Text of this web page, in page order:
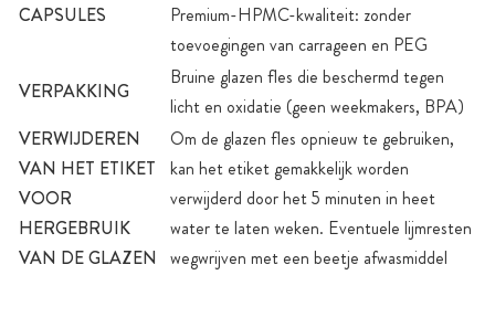
CAPSULES
Premium-HPMC-kwaliteit: zonder
toevoegingen van carrageen en PEG
VERPAKKING
Bruine glazen fles die beschermd tegen
licht en oxidatie (geen weekmakers, BPA)
VERWIJDEREN
VAN HET ETIKET
VOOR
HERGEBRUIK
VAN DE GLAZEN
Om de glazen fles opnieuw te gebruiken,
kan het etiket gemakkelijk worden
verwijderd door het 5 minuten in heet
water te laten weken. Eventuele lijmresten
wegwrijven met een beetje afwasmiddel